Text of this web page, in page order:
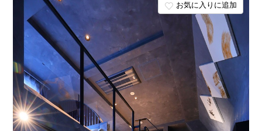
お気に入りに追加